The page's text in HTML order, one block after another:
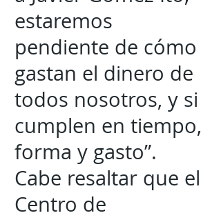
estaremos
pendiente de cómo
gastan el dinero de
todos nosotros, y si
cumplen en tiempo,
forma y gasto”.
Cabe resaltar que el
Centro de